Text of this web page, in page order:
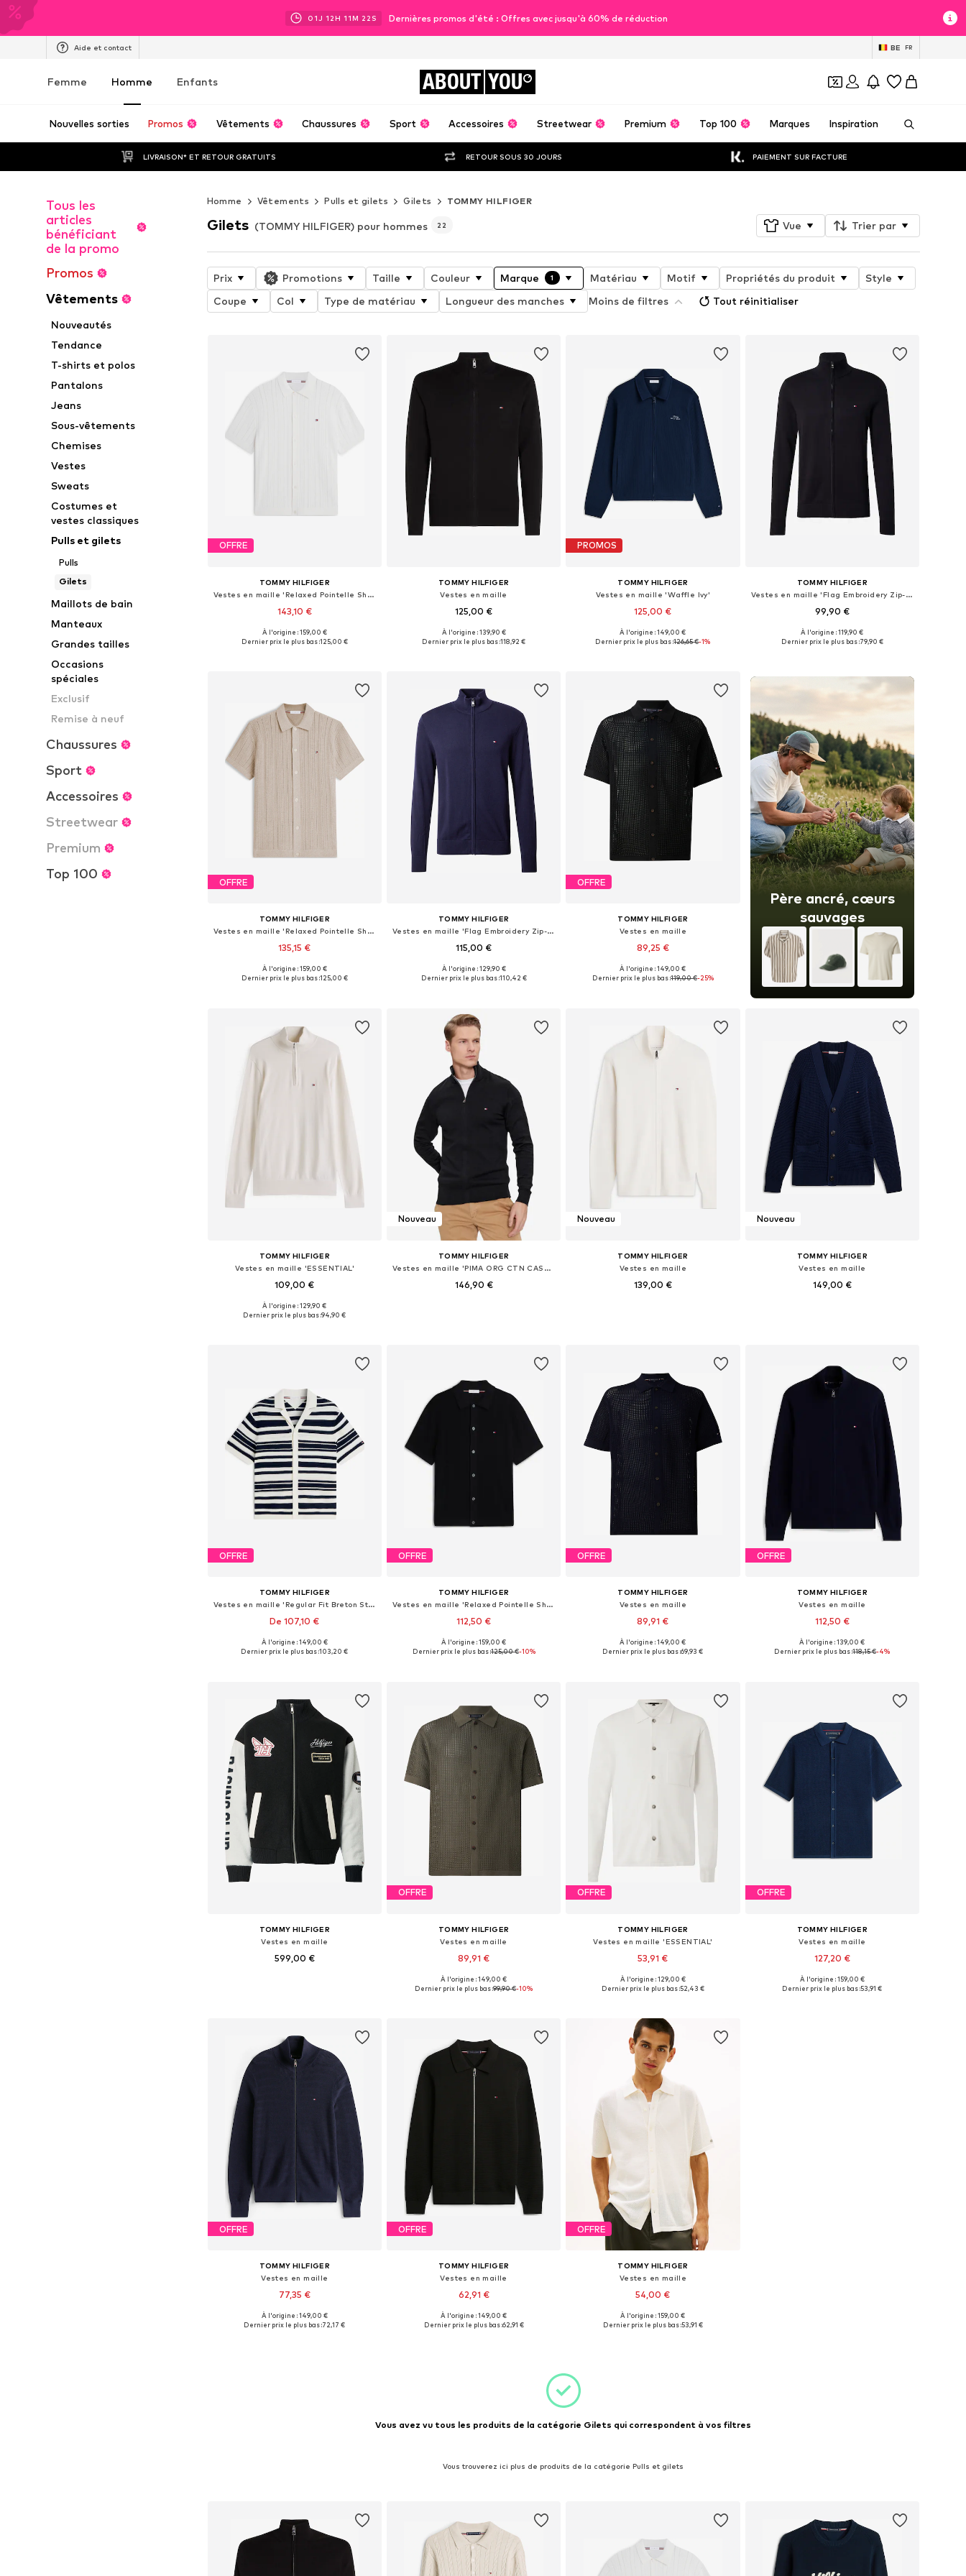
01J 12H 11M 20 S Dernières promos d'été : Offres avec jusqu'à 60% de réduction
Aide et contact BE FR
Femme Homme Enfants ABOUT YOU
Nouvelles sorties Promos Vêtements Chaussures Sport Accessoires Streetwear Premium Top 100 Marques Inspiration
LIVRAISON* ET RETOUR GRATUITS RETOUR SOUS 30 JOURS PAIEMENT SUR FACTURE
Tous les
articles
bénéficiant
de la promo
Promos
Vêtements
Nouveautés
Tendance
T-shirts et polos
Pantalons
Jeans
Sous-vêtements
Chemises
Vestes
Sweats
Costumes et
vestes classiques
Pulls et gilets
Pulls
Gilets
Maillots de bain
Manteaux
Grandes tailles
Occasions
spéciales
Exclusif
Remise à neuf
Chaussures
Sport
Accessoires
Streetwear
Premium
Top 100
Homme Vêtements Pulls et gilets Gilets TOMMY HILFIGER
Gilets (TOMMY HILFIGER) pour hommes 22 Vue Trier par
Prix Promotions Taille Couleur Marque 1 Matériau Motif Propriétés du produit
Style
Coupe
Col Type de matériau Longueur des manches Moins de filtres Tout réinitialiser
OFFRE
TOMMY HILFIGER
Vestes en maille 'Relaxed Pointelle Short Sleeve With'
143,10 €
Tailles disponibles: S, M, L, XL
À l'origine : 159,00 €
Dernier prix le plus bas :125,00 €
TOMMY HILFIGER
Vestes en maille
125,00 €
Disponible en plusieurs tailles
À l'origine : 139,90 €
Dernier prix le plus bas :118,92 €
PROMOS
TOMMY HILFIGER
Vestes en maille 'Waffle Ivy'
125,00 €
Tailles disponibles: S, M, L, XL, XXL
À l'origine : 149,00 €
Dernier prix le plus bas :126,65 €-1%
TOMMY HILFIGER
Vestes en maille 'Flag Embroidery Zip-thru'
99,90 €
Tailles disponibles: XS, S, M, L, XL, XXL
À l'origine : 119,90 €
Dernier prix le plus bas :79,90 €
OFFRE
TOMMY HILFIGER
Vestes en maille 'Relaxed Pointelle Short Sleeve With'
135,15 €
Tailles disponibles: S, M, L, XL, XXL
À l'origine : 159,00 €
Dernier prix le plus bas :125,00 €
TOMMY HILFIGER
Vestes en maille 'Flag Embroidery Zip-thru'
115,00 €
Tailles disponibles: XS, S, M, L, XL, XXL
À l'origine : 129,90 €
Dernier prix le plus bas :110,42 €
OFFRE
TOMMY HILFIGER
Vestes en maille
89,25 €
Tailles disponibles: M, L, XL
À l'origine : 149,00 €
Dernier prix le plus bas :119,00 €-25%
Père ancré, cœurs
sauvages
TOMMY HILFIGER
Vestes en maille 'ESSENTIAL'
109,00 €
Tailles disponibles: XS, S, M, L, XL, XXL
À l'origine : 129,90 €
Dernier prix le plus bas :94,90 €
Nouveau
TOMMY HILFIGER
Vestes en maille 'PIMA ORG CTN CASHMERE MW0MW28050'
146,90 €
Nouveau
TOMMY HILFIGER
Vestes en maille
139,00 €
Nouveau
TOMMY HILFIGER
Vestes en maille
149,00 €
OFFRE
TOMMY HILFIGER
Vestes en maille 'Regular Fit Breton Stripe Short Sleeve'
De 107,10 €
Tailles disponibles: M, L, XL, XXL
À l'origine : 149,00 €
Dernier prix le plus bas :103,20 €
OFFRE
TOMMY HILFIGER
Vestes en maille 'Relaxed Pointelle Short Sleeve With'
112,50 €
Tailles disponibles: S, M, L, XL
À l'origine : 159,00 €
Dernier prix le plus bas :125,00 €-10%
OFFRE
TOMMY HILFIGER
Vestes en maille
89,91 €
Tailles disponibles: M, L, XL, XXL
À l'origine : 149,00 €
Dernier prix le plus bas :69,93 €
OFFRE
TOMMY HILFIGER
Vestes en maille
112,50 €
Tailles disponibles: XS, S, M, L, XL
À l'origine : 139,00 €
Dernier prix le plus bas :118,15 €-4%
TOMMY HILFIGER
Vestes en maille
599,00 €
OFFRE
TOMMY HILFIGER
Vestes en maille
89,91 €
Tailles disponibles: M
À l'origine : 149,00 €
Dernier prix le plus bas :99,90 €-10%
OFFRE
TOMMY HILFIGER
Vestes en maille 'ESSENTIAL'
53,91 €
Tailles disponibles: S, XL
À l'origine : 129,00 €
Dernier prix le plus bas :52,43 €
OFFRE
TOMMY HILFIGER
Vestes en maille
127,20 €
Tailles disponibles: S
À l'origine : 159,00 €
Dernier prix le plus bas :53,91 €
OFFRE
TOMMY HILFIGER
Vestes en maille
77,35 €
Tailles disponibles: S
À l'origine : 149,00 €
Dernier prix le plus bas :72,17 €
OFFRE
TOMMY HILFIGER
Vestes en maille
62,91 €
Tailles disponibles: XS, M
À l'origine : 149,00 €
Dernier prix le plus bas :62,91 €
OFFRE
TOMMY HILFIGER
Vestes en maille
54,00 €
Tailles disponibles: XL
À l'origine : 159,00 €
Dernier prix le plus bas :53,91 €
Vous avez vu tous les produits de la catégorie Gilets qui correspondent à vos filtres
Vous trouverez ici plus de produits de la catégorie Pulls et gilets